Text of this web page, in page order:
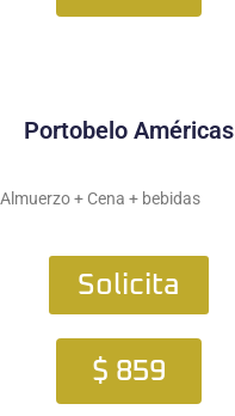
Portobelo Américas
+ Cena + bebidas
Solicita
$ 859